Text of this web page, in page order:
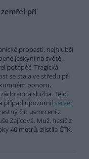
při
propasti, nejhlubší
jeskyni na světě,
potápěč. Tragická
se stala ve středu při
ponoru,
služba. Tělo
případ upozornil server
čin usmrcení z
Zajícová. Muž, hasič z
40 metrů, zjistila ČTK.